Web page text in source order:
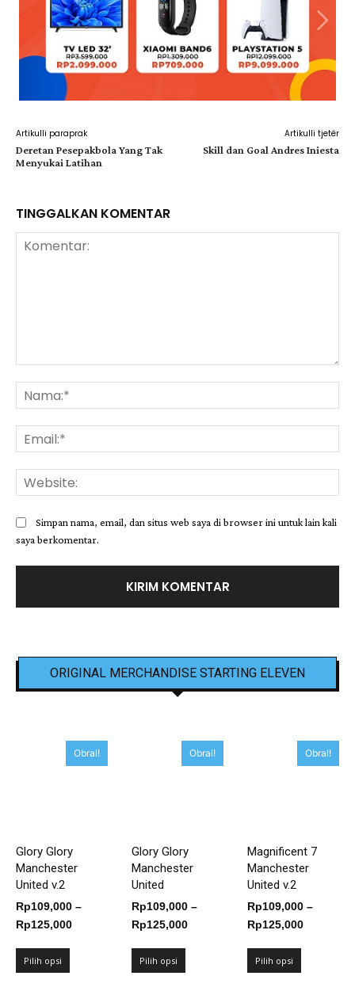
Artikulli paraprak
Deretan Pesepakbola Yang Tak
Menyukai Latihan
Artikulli tjetër
Skill dan Goal Andres Iniesta
TINGGALKAN KOMENTAR
Simpan nama, email, dan situs web saya di browser ini untuk lain kali
saya berkomentar.
ORIGINAL MERCHANDISE STARTING ELEVEN
Obral!
Glory Glory
Manchester
United v.2
Rp109,000 –
Rp125,000Rentang
Pilih opsi
Obral!
Glory Glory
Manchester
United
Rp109,000 –
Rp125,000Rentang
Pilih opsi
Obral!
Magnificent 7
Manchester
United v.2
Rp109,000 –
Rp125,000Rentang
Pilih opsi